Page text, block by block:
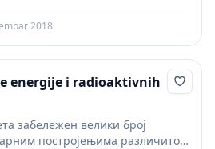
2018.
energije i radioaktivnih
забележен велики број
постројењима различитог